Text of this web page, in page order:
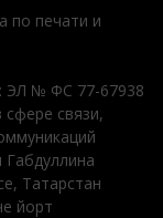
по печати и
ЭЛ № ФС 77-67938
связи,
Татарстан
йорт